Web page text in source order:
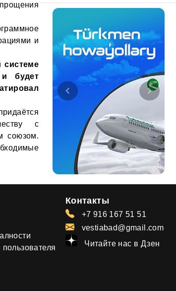
и
системе
будет
с
союзом.
Контакты
+7 916 167 51 51
vestiabad@gmail.com
Читайте нас в Дзен